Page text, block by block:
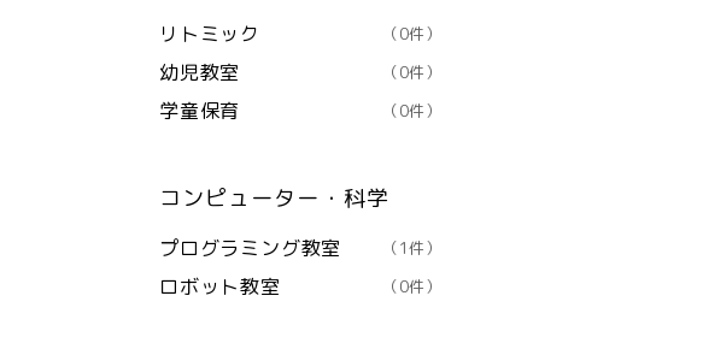
リトミック （0件）
幼児教室 （0件）
学童保育 （0件）
コンピューター・科学
プログラミング教室 （1件）
ロボット教室 （0件）